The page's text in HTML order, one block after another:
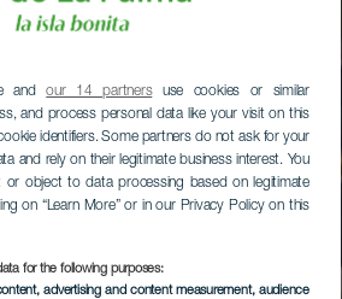
andour 14 partnersuse cookies or similar
and process personal data like your visit on this
identifiers. Some partners do not ask for your
and rely on their legitimate business interest. You
or object to data processing based on legitimate
on “Learn More” or in our Privacy Policy on this
for the following purposes:
advertising and content measurement, audience